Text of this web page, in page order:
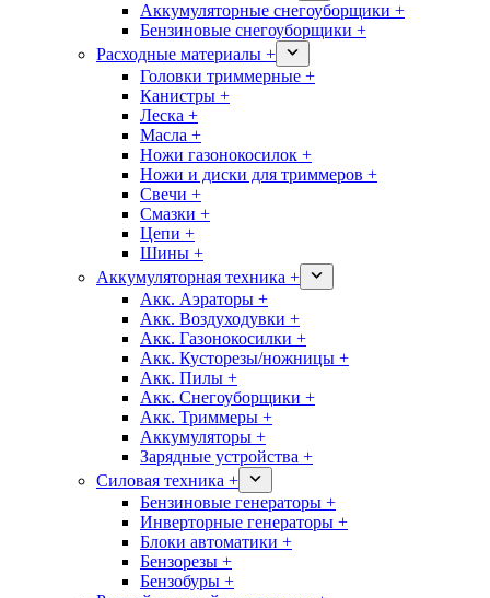
Аккумуляторные снегоуборщики +
Бензиновые снегоуборщики +
Расходные материалы +
Головки триммерные +
Канистры +
Леска +
Масла +
Ножи газонокосилок +
Ножи и диски для триммеров +
Свечи +
Смазки +
Цепи +
Шины +
Аккумуляторная техника +
Акк. Аэраторы +
Акк. Воздуходувки +
Акк. Газонокосилки +
Акк. Кусторезы/ножницы +
Акк. Пилы +
Акк. Снегоуборщики +
Акк. Триммеры +
Аккумуляторы +
Зарядные устройства +
Силовая техника +
Бензиновые генераторы +
Инверторные генераторы +
Блоки автоматики +
Бензорезы +
Бензобуры +